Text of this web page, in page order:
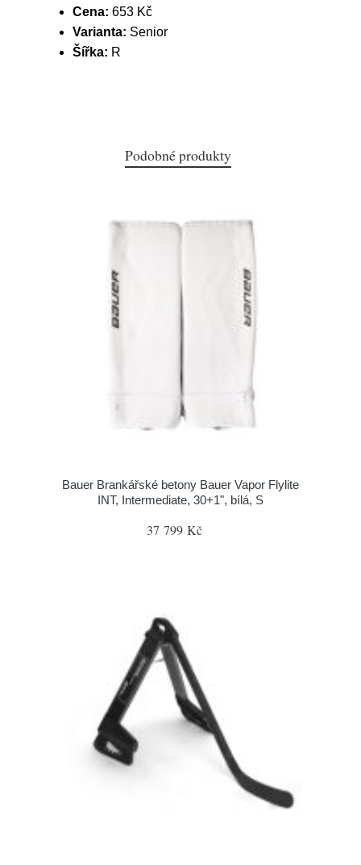
Cena: 653 Kč
Varianta: Senior
Šířka: R
Podobné produkty
Bauer Brankářské betony Bauer Vapor Flylite
INT, Intermediate, 30+1", bílá, S
37 799 Kč